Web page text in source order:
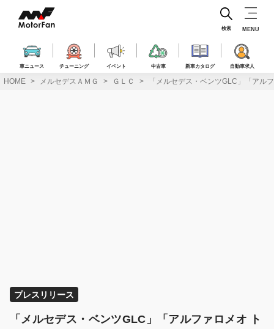
ス
車ニュース チューニング イベント 中古車 新車カタログ 自動車求人
検索 MENU
HOME メルセデスＡＭＧ ＧＬＣ 「メルセデス・ベンツGLC」「ア
プレスリリース
「メルセデス・ベンツGLC」「アルファロメオ ト